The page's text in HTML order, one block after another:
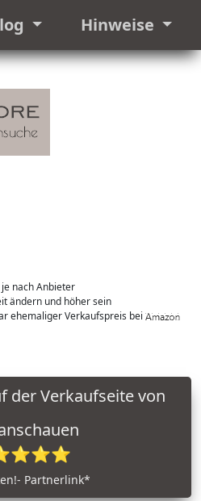
Hinweise
nach Anbieter
ändern und höher sein
ehemaliger Verkaufspreis bei
Partnerlink*